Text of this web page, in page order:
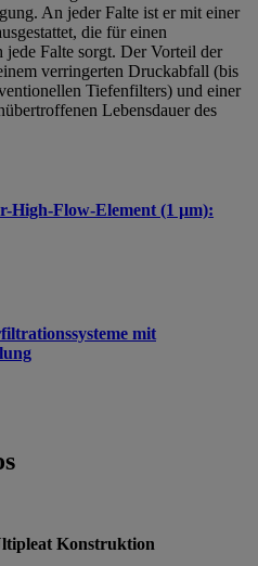
An jeder Falte ist er mit einer
die für einen
Falte sorgt. Der Vorteil der
verringerten Druckabfall (bis
Tiefenfilters) und einer
Lebensdauer des
High-Flow-Element (1 µm):
mit
Konstruktion